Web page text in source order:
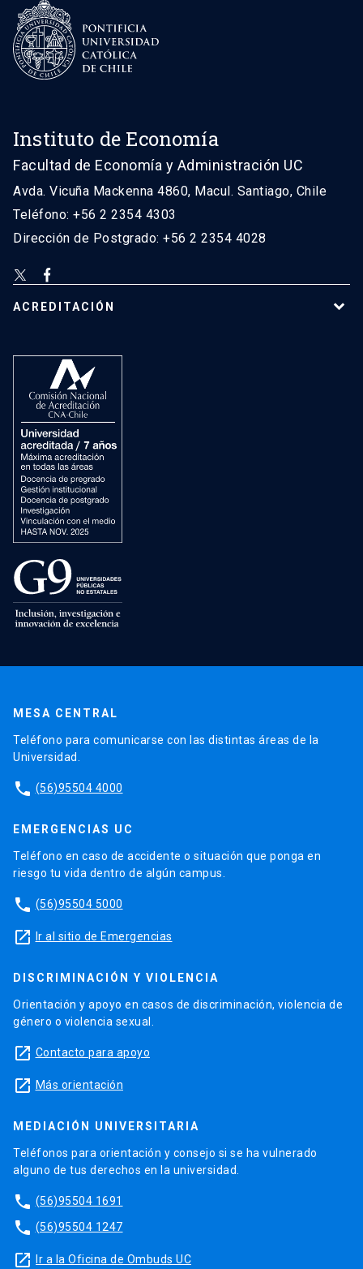
Instituto de Economía
Facultad de Economía y Administración UC
Avda. Vicuña Mackenna 4860, Macul. Santiago, Chile
Teléfono: +56 2 2354 4303
Dirección de Postgrado: +56 2 2354 4028
ACREDITACIÓN
MESA CENTRAL
Teléfono para comunicarse con las distintas áreas de la
Universidad.
phone (56)95504 4000
EMERGENCIAS UC
Teléfono en caso de accidente o situación que ponga en
riesgo tu vida dentro de algún campus.
phone (56)95504 5000
launch Ir al sitio de Emergencias
DISCRIMINACIÓN Y VIOLENCIA
Orientación y apoyo en casos de discriminación, violencia de
género o violencia sexual.
launch Contacto para apoyo
launch Más orientación
MEDIACIÓN UNIVERSITARIA
Teléfonos para orientación y consejo si se ha vulnerado
alguno de tus derechos en la universidad.
phone (56)95504 1691
phone (56)95504 1247
launch Ir a la Oficina de Ombuds UC